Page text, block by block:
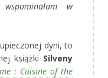
w
dyni, to
książki Silveny
: Cuisine of the